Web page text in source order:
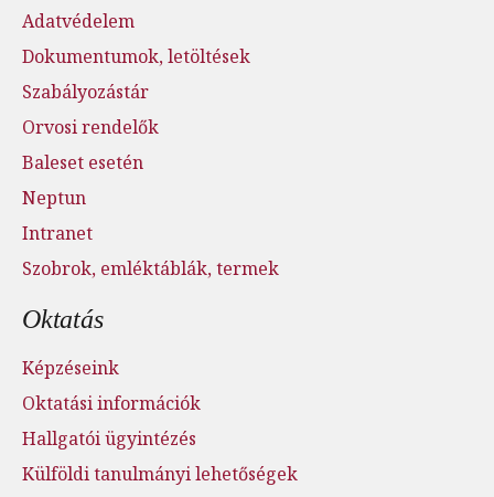
Adatvédelem
Dokumentumok, letöltések
Szabályozástár
Orvosi rendelők
Baleset esetén
Neptun
Intranet
Szobrok, emléktáblák, termek
Oktatás
Képzéseink
Oktatási információk
Hallgatói ügyintézés
Külföldi tanulmányi lehetőségek